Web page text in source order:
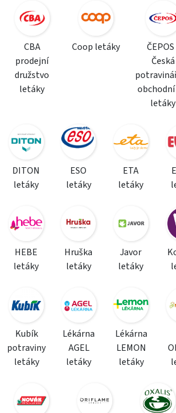
CBA
prodejní
družstvo
letáky
Coop letáky
Česká
obchodní
letáky
DITON
letáky
ESO
letáky
ETA
letáky
HEBE
letáky
Hruška
letáky
Javor
letáky
Kubík
potraviny
letáky
Lékárna
AGEL
letáky
Lékárna
LEMON
letáky